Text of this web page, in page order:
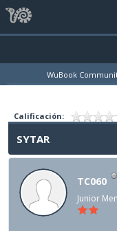
WuBook
Calificación:
SYTAR
TC060
Junior